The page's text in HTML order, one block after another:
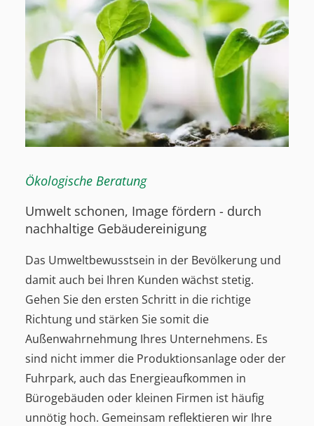
Ökologische Beratung
Umwelt schonen, Image fördern - durch
nachhaltige Gebäudereinigung
Das Umweltbewusstsein in der Bevölkerung und
damit auch bei Ihren Kunden wächst stetig.
Gehen Sie den ersten Schritt in die richtige
Richtung und stärken Sie somit die
Außenwahrnehmung Ihres Unternehmens. Es
sind nicht immer die Produktionsanlage oder der
Fuhrpark, auch das Energieaufkommen in
Bürogebäuden oder kleinen Firmen ist häufig
unnötig hoch. Gemeinsam reflektieren wir Ihre